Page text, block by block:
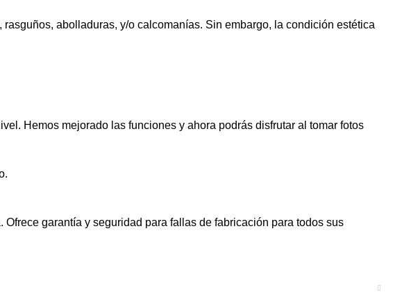
abolladuras, y/o calcomanías. Sin embargo, la condición estética
Hemos mejorado las funciones y ahora podrás disfrutar al tomar fotos
garantía y seguridad para fallas de fabricación para todos sus